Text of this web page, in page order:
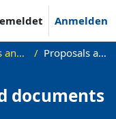
Anmelden
Proposals and work samples Proposals and documents
documents